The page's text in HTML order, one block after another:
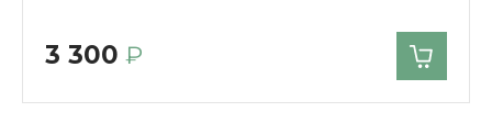
3 300 ₽